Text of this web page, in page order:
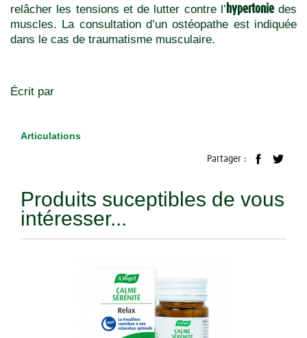
relâcher les tensions et de lutter contre l’hypertoniedes
muscles. La consultation d’un ostéopathe est indiquée
dans le cas de traumatisme musculaire.
Écrit par
Articulations
Partager :
Produits suceptibles de vous
intéresser...